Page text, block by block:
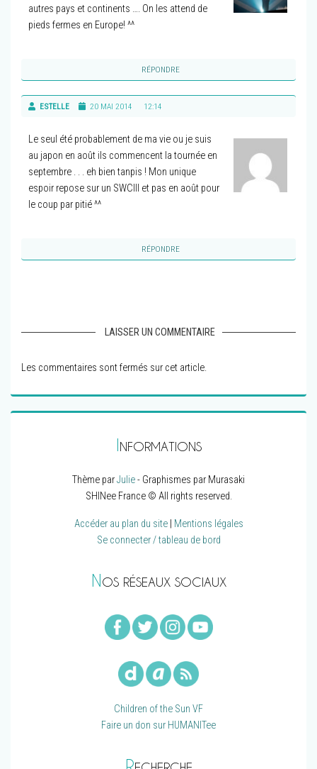
autres pays et continents …. On les attend de
pieds fermes en Europe! ^^
RÉPONDRE
ESTELLE 20 MAI 2014 12:14
Le seul été probablement de ma vie ou je suis
au japon en août ils commencent la tournée en
septembre . . . eh bien tanpis ! Mon unique
espoir repose sur un SWCIII et pas en août pour
le coup par pitié ^^
RÉPONDRE
LAISSER UN COMMENTAIRE
Les commentaires sont fermés sur cet article.
NFORMATIONS
Thème parJulie- Graphismes par Murasaki
SHINee France © All rights reserved.
Accéder au plan du site| Mentions légales
Se connecter / tableau de bord
N OS RÉSEAUX SOCIAUX
Children of the Sun VF
Faire un don sur HUMANITee